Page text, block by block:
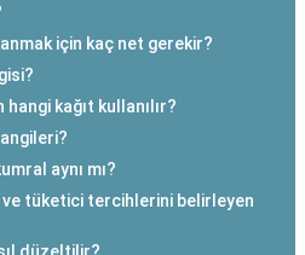
için kaç net gerekir?
kağıt kullanılır?
aynı mı?
ve tüketici tercihlerini belirleyen